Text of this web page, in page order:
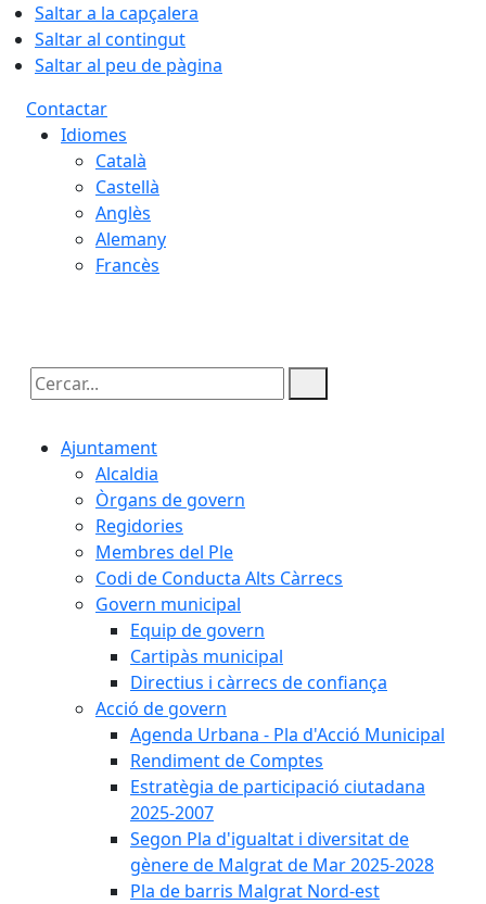
Saltar a la capçalera
Saltar al contingut
Saltar al peu de pàgina
Contactar
Idiomes
Català
Castellà
Anglès
Alemany
Francès
Cercar:
Ajuntament
Alcaldia
Òrgans de govern
Regidories
Membres del Ple
Codi de Conducta Alts Càrrecs
Govern municipal
Equip de govern
Cartipàs municipal
Directius i càrrecs de confiança
Acció de govern
Agenda Urbana - Pla d'Acció Municipal
Rendiment de Comptes
Estratègia de participació ciutadana
2025-2007
Segon Pla d'igualtat i diversitat de
gènere de Malgrat de Mar 2025-2028
Pla de barris Malgrat Nord-est